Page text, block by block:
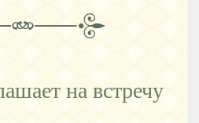
на встречу